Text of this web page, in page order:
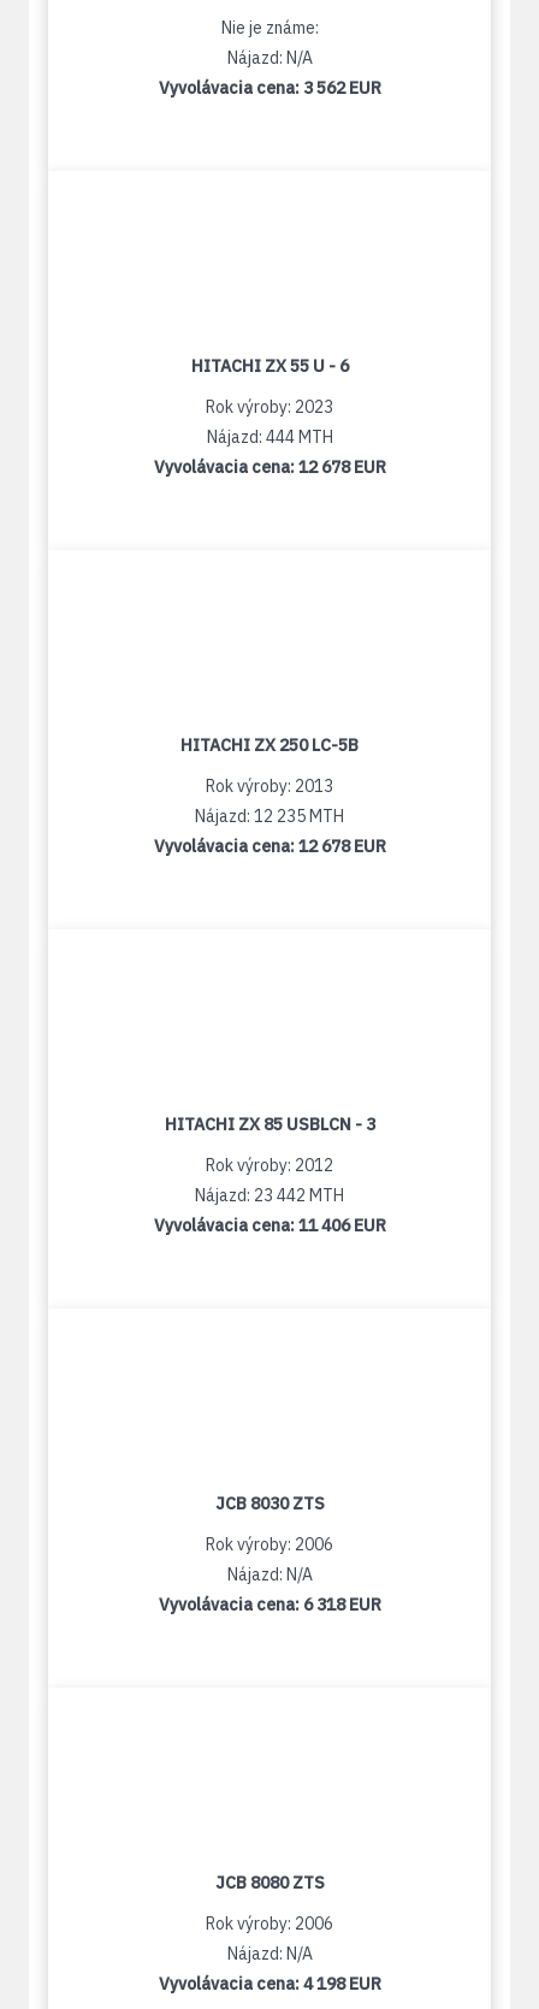
Nie je známe:
Nájazd: N/A
Vyvolávacia cena: 3 562 EUR
HITACHI ZX 55 U - 6
Rok výroby: 2023
Nájazd: 444 MTH
Vyvolávacia cena:12 678 EUR
HITACHI ZX 250 LC-5B
Rok výroby: 2013
Nájazd: 12 235 MTH
Vyvolávacia cena:12 678 EUR
HITACHI ZX 85 USBLCN - 3
Rok výroby: 2012
Nájazd: 23 442 MTH
Vyvolávacia cena:11 406 EUR
JCB 8030 ZTS
Rok výroby: 2006
Nájazd: N/A
Vyvolávacia cena: 6 318 EUR
JCB 8080 ZTS
Rok výroby: 2006
Nájazd: N/A
Vyvolávacia cena:4 198 EUR